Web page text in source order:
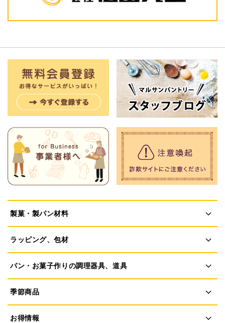
製菓・製パン材料
ラッピング、包材
パン・お菓子作りの調理器具、道具
季節商品
お得情報